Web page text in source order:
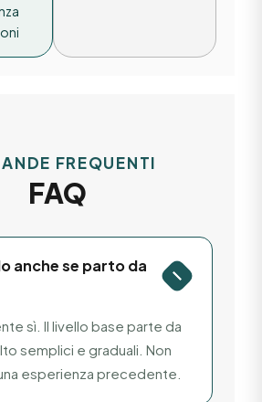
FREQUENTI
FAQ
anche se parto da
sì. Il livello base parte da
semplici e graduali. Non
esperienza precedente.